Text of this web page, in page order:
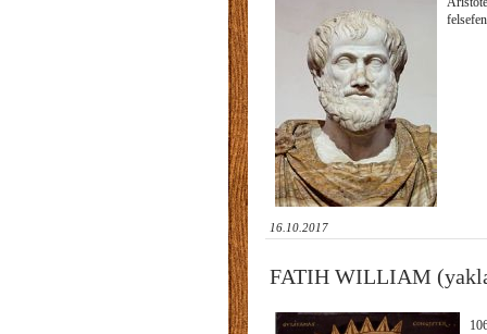
16.10.2017
FATIH WILLIAM